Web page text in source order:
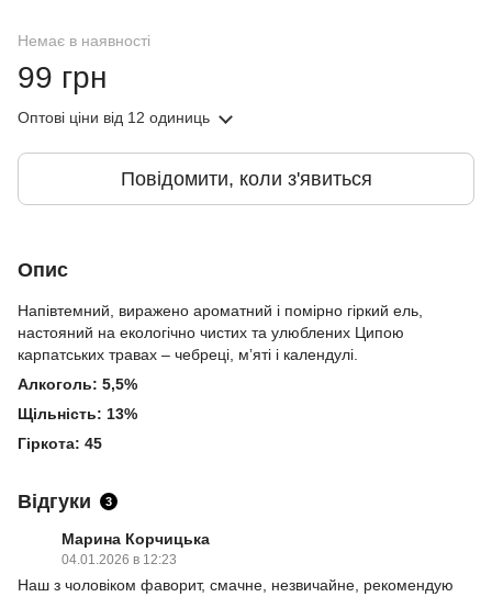
Немає в наявності
99 грн
Оптові ціни від 12 одиниць
Повідомити, коли з'явиться
Опис
Напівтемний, виражено ароматний і помірно гіркий ель,
настояний на екологічно чистих та улюблених Ципою
карпатських травах – чебреці, мʼяті і календулі.
Алкоголь: 5,5%
Щільність: 13%
Гіркота: 45
Відгуки 3
Марина Корчицька
04.01.2026 в 12:23
Наш з чоловіком фаворит, смачне, незвичайне, рекомендую